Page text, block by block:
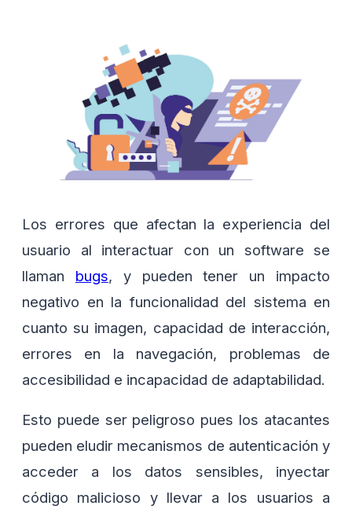
Los errores que afectan la experiencia del
usuario al interactuar con un software se
llaman bugs, y pueden tener un impacto
negativo en la funcionalidad del sistema en
cuanto su imagen, capacidad de interacción,
errores en la navegación, problemas de
accesibilidad e incapacidad de adaptabilidad.
Esto puede ser peligroso pues los atacantes
pueden eludir mecanismos de autenticación y
acceder a los datos sensibles, inyectar
código malicioso y llevar a los usuarios a